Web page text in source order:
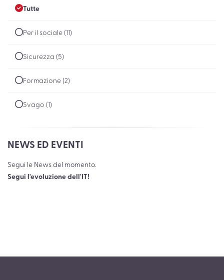
Tutte
Per il sociale (11)
Sicurezza (5)
Formazione (2)
Svago (1)
NEWS ED EVENTI
Segui le News del momento.
Segui l'evoluzione dell'IT!